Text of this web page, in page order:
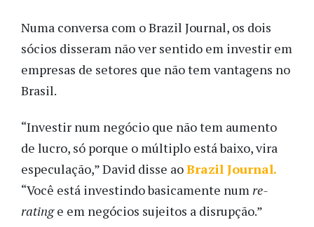
Numa conversa com o Brazil Journal, os dois
sócios disseram não ver sentido em investir em
empresas de setores que não tem vantagens no
Brasil.
“Investir num negócio que não tem aumento
de lucro, só porque o múltiplo está baixo, vira
especulação,” David disse aoBrazil Journal.
“Você está investindo basicamente numre-
ratinge em negócios sujeitos a disrupção.”